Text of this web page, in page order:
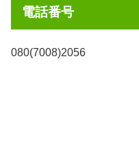
電話番号
080(7008)2056